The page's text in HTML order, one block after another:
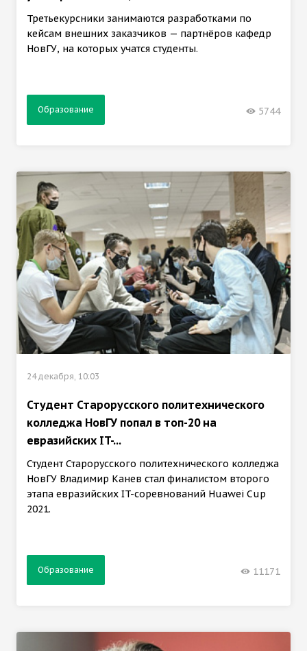
Третьекурсники занимаются разработками по
кейсам внешних заказчиков — партнёров кафедр
НовГУ, на которых учатся студенты.
Образование 5744
24 декабря, 10:03
Студент Старорусского политехнического
колледжа НовГУ попал в топ-20 на
евразийских IT-...
Студент Старорусского политехнического колледжа
НовГУ Владимир Канев стал финалистом второго
этапа евразийских IT-соревнований Huawei Cup
2021.
Образование 11171